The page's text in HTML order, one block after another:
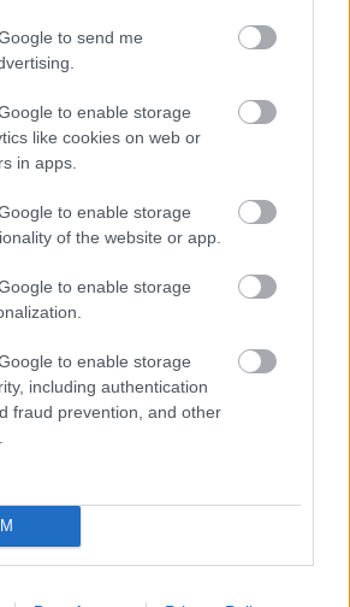
to send me
to enable storage
like cookies on web or
in apps.
to enable storage
of the website or app.
to enable storage
to enable storage
including authentication
fraud prevention, and other
και τα στοιχεία επικοινωνίας
πραγματοποιηθούν στο Κτήριο
Τ.Κ. 10437, Αθήνα